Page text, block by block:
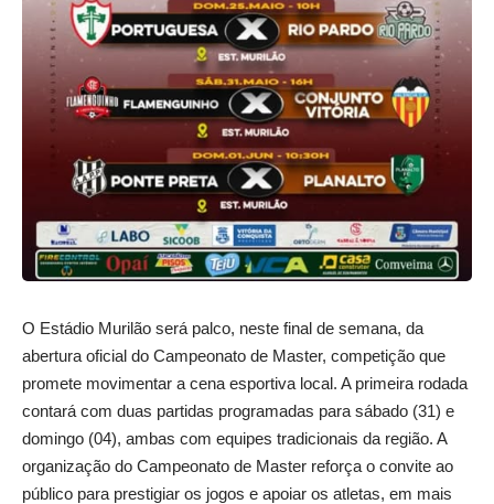
O Estádio Murilão será palco, neste final de semana, da
abertura oficial do Campeonato de Master, competição que
promete movimentar a cena esportiva local. A primeira rodada
contará com duas partidas programadas para sábado (31) e
domingo (04), ambas com equipes tradicionais da região. A
organização do Campeonato de Master reforça o convite ao
público para prestigiar os jogos e apoiar os atletas, em mais